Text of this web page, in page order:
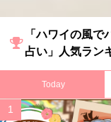
「ハワイの風
占い」人気ラン
Today